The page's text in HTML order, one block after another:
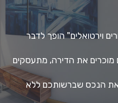
וירטואלים" הופך לדבר
מוכרים את הדירה, מתעסקים
את הנכס שברשותכם ללא